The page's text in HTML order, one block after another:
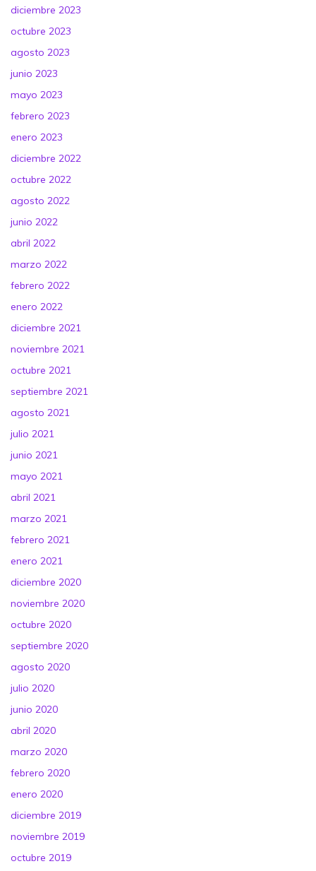
diciembre 2023
octubre 2023
agosto 2023
junio 2023
mayo 2023
febrero 2023
enero 2023
diciembre 2022
octubre 2022
agosto 2022
junio 2022
abril 2022
marzo 2022
febrero 2022
enero 2022
diciembre 2021
noviembre 2021
octubre 2021
septiembre 2021
agosto 2021
julio 2021
junio 2021
mayo 2021
abril 2021
marzo 2021
febrero 2021
enero 2021
diciembre 2020
noviembre 2020
octubre 2020
septiembre 2020
agosto 2020
julio 2020
junio 2020
abril 2020
marzo 2020
febrero 2020
enero 2020
diciembre 2019
noviembre 2019
octubre 2019